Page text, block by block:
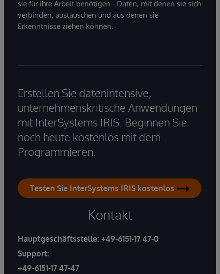
sie für ihre Arbeit benötigen - Daten, mit denen sie sich
verbinden, austauschen und aus denen sie
Erkenntnisse ziehen können.
Erstellen Sie datenintensive,
unternehmenskritische Anwendungen
mit InterSystems IRIS. Beginnen Sie
noch heute kostenlos mit dem
Programmieren.
Testen Sie InterSystems IRIS kostenlos
Kontakt
Hauptgeschäftsstelle: +49-6151-17 47-0
Support:
+49-6151-17 47-47